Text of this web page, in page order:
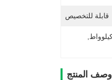
قابلة للتخصيص
وصف المنتج